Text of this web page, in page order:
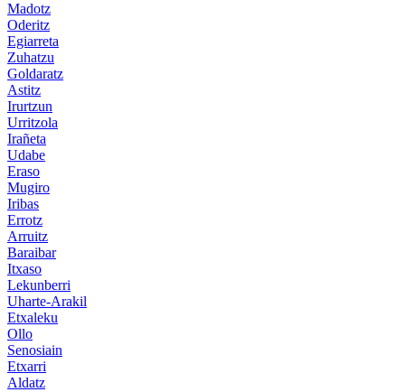
Madotz
Oderitz
Egiarreta
Zuhatzu
Goldaratz
Astitz
Irurtzun
Urritzola
Irañeta
Udabe
Eraso
Mugiro
Iribas
Errotz
Arruitz
Baraibar
Itxaso
Lekunberri
Uharte-Arakil
Etxaleku
Ollo
Senosiain
Etxarri
Aldatz